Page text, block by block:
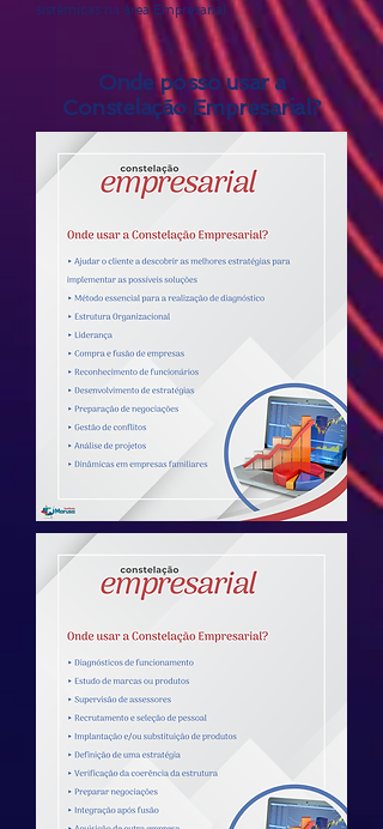
sistêmicas na área Empresarial
Onde posso usar a
Constelação Empresarial?